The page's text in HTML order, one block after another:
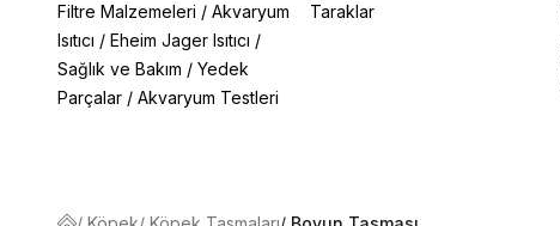
Filtre Malzemeleri / Akvaryum
Isıtıcı / Eheim Jager Isıtıcı /
Sağlık ve Bakım / Yedek
Parçalar / Akvaryum Testleri
Taraklar